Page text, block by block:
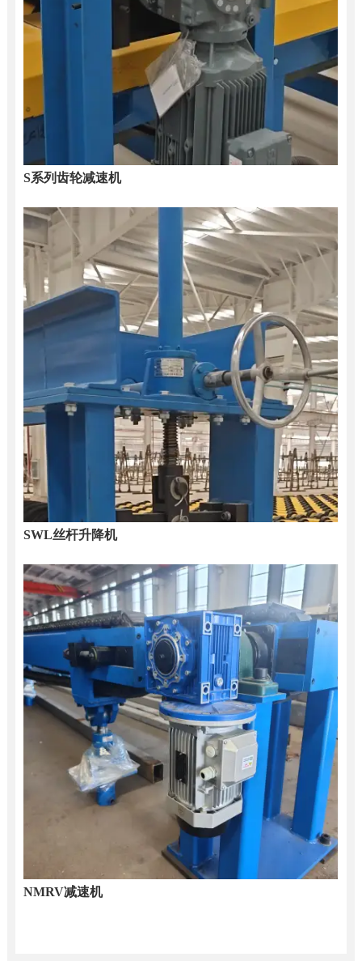
S系列齿轮减速机
SWL丝杆升降机
NMRV减速机